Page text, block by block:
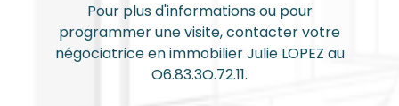
Pour plus d'informations ou pour
programmer une visite, contacter votre
négociatrice en immobilier Julie LOPEZ au
O6.83.3O.72.11.